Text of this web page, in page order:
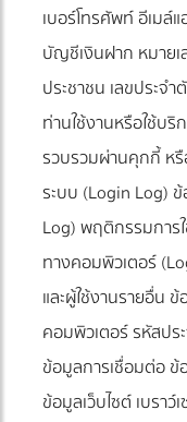
เบอร์โทรศัพท์ อีเมล์
บัญชีเงินฝาก หมายเ
ประชาชน เลขประจ
ท่านใช้งานหรือใช้บริ
รวบรวมผ่านคุกกี้ หรื
ระบบ (Login Log)
Log) พฤติกรรมการ
ทางคอมพิวเตอร์
และผู้ใช้งานรายอื่น
คอมพิวเตอร์ รหัสป
ข้อมูลการเชื่อมต่อ
ข้อมูลเว็บไซต์ เบราว์